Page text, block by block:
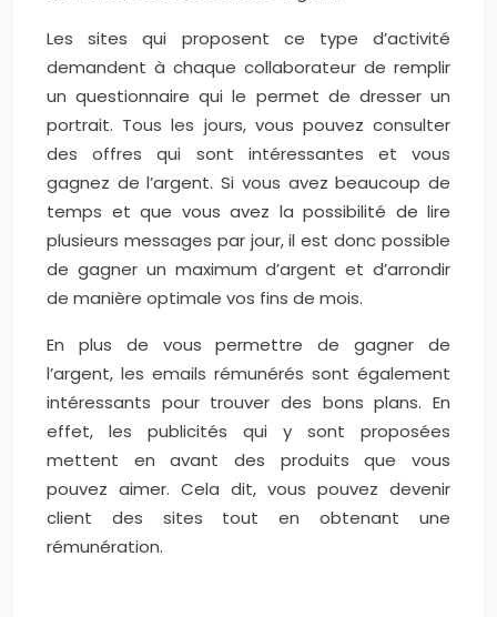
Les sites qui proposent ce type d’activité
demandent à chaque collaborateur de remplir
un questionnaire qui le permet de dresser un
portrait. Tous les jours, vous pouvez consulter
des offres qui sont intéressantes et vous
gagnez de l’argent. Si vous avez beaucoup de
temps et que vous avez la possibilité de lire
plusieurs messages par jour, il est donc possible
de gagner un maximum d’argent et d’arrondir
de manière optimale vos fins de mois.
En plus de vous permettre de gagner de
l’argent, les emails rémunérés sont également
intéressants pour trouver des bons plans. En
effet, les publicités qui y sont proposées
mettent en avant des produits que vous
pouvez aimer. Cela dit, vous pouvez devenir
client des sites tout en obtenant une
rémunération.